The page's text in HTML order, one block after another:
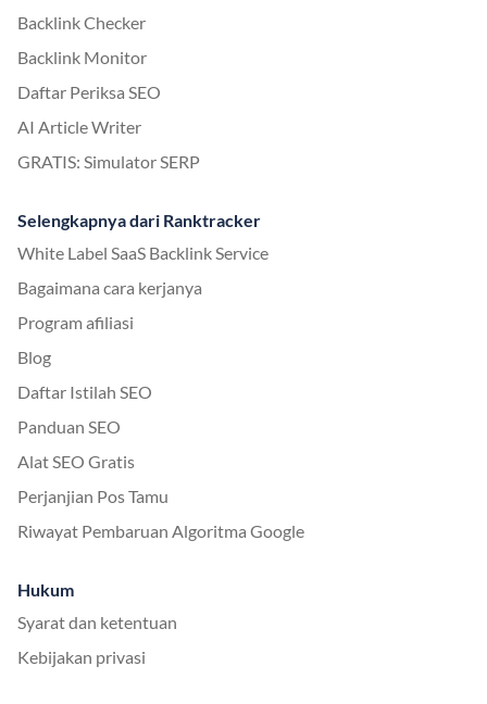
Backlink Checker
Backlink Monitor
Daftar Periksa SEO
AI Article Writer
GRATIS: Simulator SERP
Selengkapnya dari Ranktracker
White Label SaaS Backlink Service
Bagaimana cara kerjanya
Program afiliasi
Blog
Daftar Istilah SEO
Panduan SEO
Alat SEO Gratis
Perjanjian Pos Tamu
Riwayat Pembaruan Algoritma Google
Hukum
Syarat dan ketentuan
Kebijakan privasi